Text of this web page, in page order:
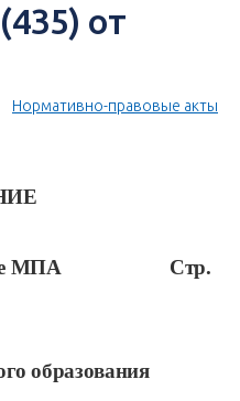
от
Нормативно-правовые акты
МПА Стр.
образования